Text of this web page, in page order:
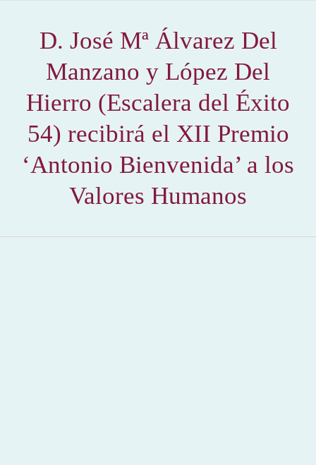
D. José Mª Álvarez Del
Manzano y López Del
Hierro (Escalera del Éxito
54) recibirá el XII Premio
‘Antonio Bienvenida’ a los
Valores Humanos